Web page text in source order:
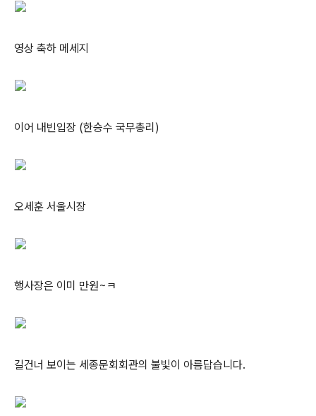
영상 축하 메세지
이어 내빈입장 (한승수 국무총리)
오세훈 서울시장
행사장은 이미 만원~ㅋ
길건너 보이는 세종문회회관의 불빛이 아름답습니다.